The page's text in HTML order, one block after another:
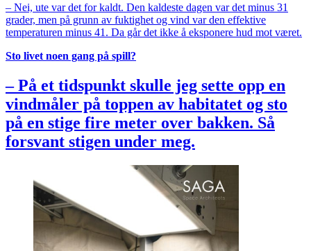
– Nei, ute var det for kaldt. Den kaldeste dagen var det minus 31
grader, men på grunn av fuktighet og vind var den effektive
temperaturen minus 41. Da går det ikke å eksponere hud mot været.
Sto livet noen gang på spill?
– På et tidspunkt skulle jeg sette opp en
vindmåler på toppen av habitatet og sto
på en stige fire meter over bakken. Så
forsvant stigen under meg.